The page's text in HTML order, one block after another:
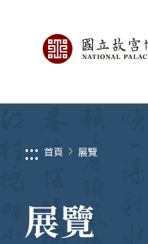
::: 首頁 展覽
展覽